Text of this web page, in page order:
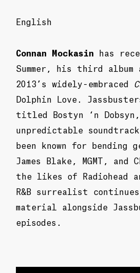
English
Connan Mockasin has
Summer, his third
2013’s widely-embraced
Dolphin Love.
titled Bostyn ‘n
unpredictable
been known for
James Blake, MGMT,
the likes of Radiohead
R&B surrealist
material alongside
episodes.